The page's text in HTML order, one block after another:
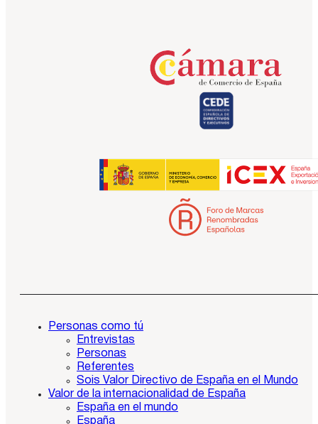
Personas como tú
Entrevistas
Personas
Referentes
Sois Valor Directivo de España en el Mundo
Valor de la internacionalidad de España
España en el mundo
España